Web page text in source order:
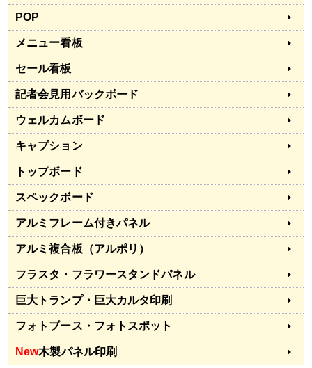
POP
メニュー看板
セール看板
記者会見用バックボード
ウェルカムボード
キャプション
トップボード
スペックボード
アルミフレーム付きパネル
アルミ複合板（アルポリ）
フラスタ・フラワースタンドパネル
巨大トランプ・巨大カルタ印刷
フォトブース・フォトスポット
New木製パネル印刷